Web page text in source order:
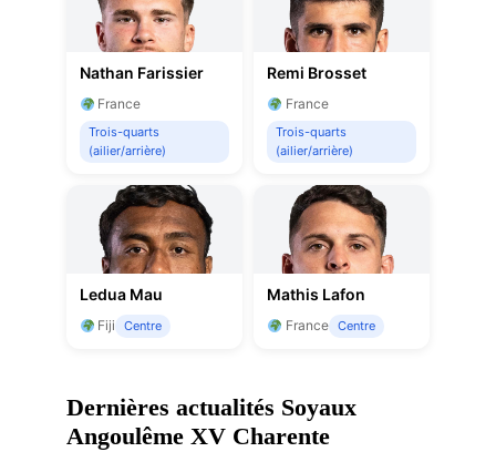
Nathan Farissier
France
Trois-quarts
(ailier/arrière)
Remi Brosset
France
Trois-quarts
(ailier/arrière)
Ledua Mau
Fiji Centre
Mathis Lafon
France Centre
Dernières actualités Soyaux
Angoulême XV Charente